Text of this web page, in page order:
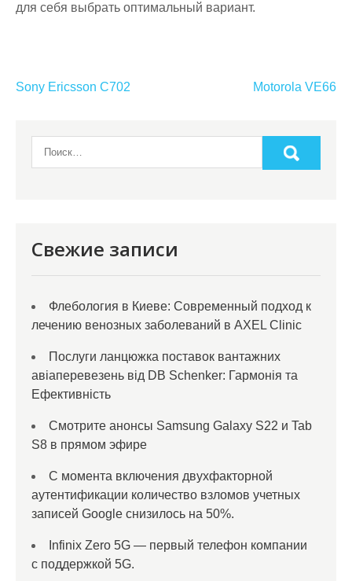
для себя выбрать оптимальный вариант.
Навигация
записям
Sony Ericsson C702 Motorola VE66
Свежие записи
Флебология в Киеве: Современный подход к
лечению венозных заболеваний в AXEL Clinic
Послуги ланцюжка поставок вантажних
авіаперевезень від DB Schenker: Гармонія та
Ефективність
Смотрите анонсы Samsung Galaxy S22 и Tab
S8 в прямом эфире
С момента включения двухфакторной
аутентификации количество взломов учетных
записей Google снизилось на 50%.
Infinix Zero 5G — первый телефон компании
с поддержкой 5G.